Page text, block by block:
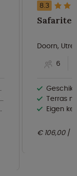
8.3
Doorn,
6
Geschikt
Terras
Eigen
€ 106,00